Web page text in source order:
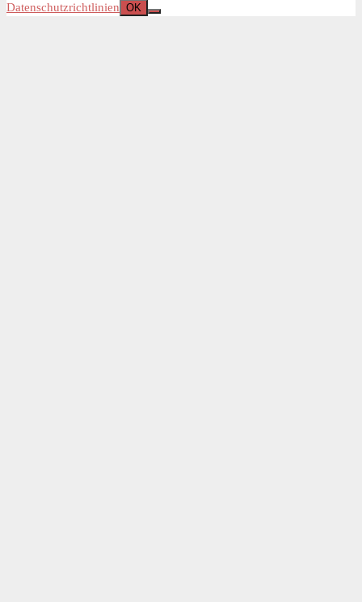
Datenschutzrichtlinien OK